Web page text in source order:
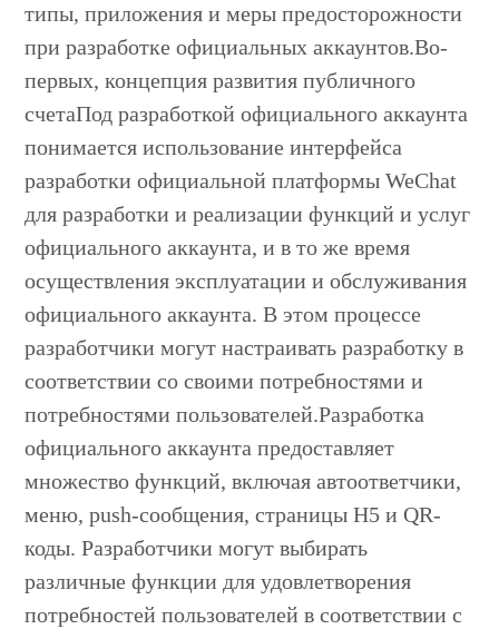
типы, приложения и меры предосторожности
при разработке официальных аккаунтов.Во-
первых, концепция развития публичного
счетаПод разработкой официального аккаунта
понимается использование интерфейса
разработки официальной платформы WeChat
для разработки и реализации функций и услуг
официального аккаунта, и в то же время
осуществления эксплуатации и обслуживания
официального аккаунта. В этом процессе
разработчики могут настраивать разработку в
соответствии со своими потребностями и
потребностями пользователей.Разработка
официального аккаунта предоставляет
множество функций, включая автоответчики,
меню, push-сообщения, страницы H5 и QR-
коды. Разработчики могут выбирать
различные функции для удовлетворения
потребностей пользователей в соответствии с